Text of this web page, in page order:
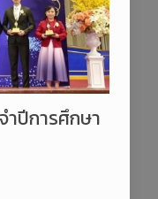
ำปีการศึกษา